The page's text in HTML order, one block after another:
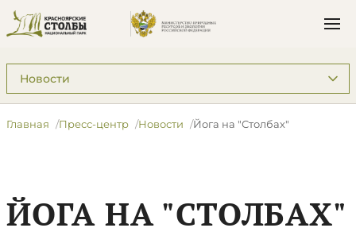
Подразделы: Пресс-центр
Главная Пресс-центр Новости Йога на "Столбах"
ЙОГА НА "СТОЛБАХ"